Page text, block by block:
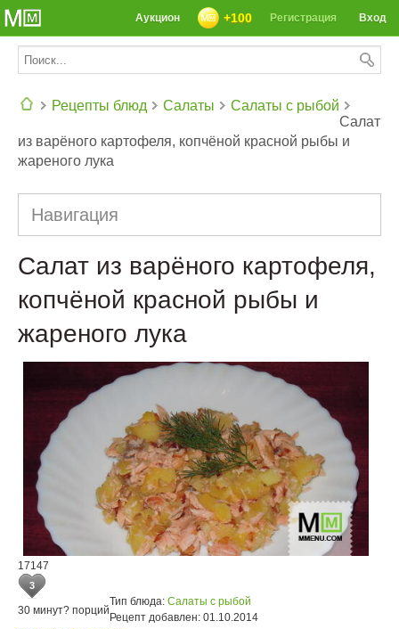
СЕГОДНЯ: 39142 РЕЦЕПТА
Вход
Регистрация
+100
Аукцион
Рецепты блюд Салаты
Салаты с рыбой
Салат
из варёного картофеля, копчёной красной рыбы и
жареного лука
Навигация
Салат из варёного картофеля,
копчёной красной рыбы и
жареного лука
17147
3
30 минут? порций
Тип блюда: Салаты с рыбой
Рецепт добавлен: 01.10.2014